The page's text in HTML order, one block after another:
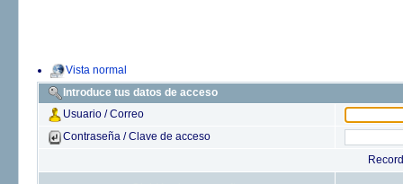
Vista normal
Introduce tus datos de acceso
Usuario / Correo
Contraseña / Clave de acceso